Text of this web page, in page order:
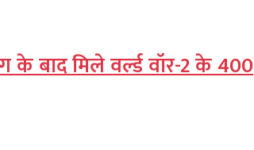
बाद मिले वर्ल्ड वॉर-2 के 400